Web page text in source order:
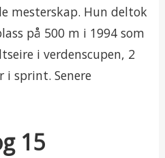
mesterskap. Hun deltok
på 500 m i 1994 som
i verdenscupen, 2
i sprint. Senere
15